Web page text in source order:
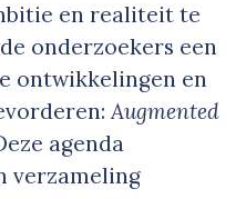
en realiteit te
onderzoekers een
ontwikkelingen en
Augmented
agenda
verzameling